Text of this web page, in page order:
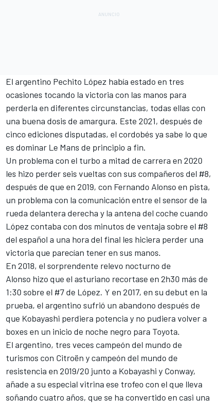
El argentino Pechito López había estado en tres
ocasiones tocando la victoria con las manos para
perderla en diferentes circunstancias, todas ellas con
una buena dosis de amargura. Este 2021, después de
cinco ediciones disputadas, el cordobés ya sabe lo que
es dominar Le Mans de principio a fin.
Un problema con el turbo a mitad de carrera en 2020
les hizo perder seis vueltas con sus compañeros del #8,
después de que en 2019, con Fernando Alonso en pista,
un problema con la comunicación entre el sensor de la
rueda delantera derecha y la antena del coche cuando
López contaba con dos minutos de ventaja sobre el #8
del español a una hora del final les hiciera perder una
victoria que parecían tener en sus manos.
En 2018, el sorprendente relevo nocturno de
Alonso hizo que el asturiano recortase en 2h30 más de
1:30 sobre el #7 de López. Y en 2017, en su debut en la
prueba, el argentino sufrió un abandono después de
que Kobayashi perdiera potencia y no pudiera volver a
boxes en un inicio de noche negro para Toyota.
El argentino, tres veces campeón del mundo de
turismos con Citroën y campeón del mundo de
resistencia en 2019/20 junto a Kobayashi y Conway,
añade a su especial vitrina ese trofeo con el que lleva
soñando cuatro años, que se ha convertido en casi una